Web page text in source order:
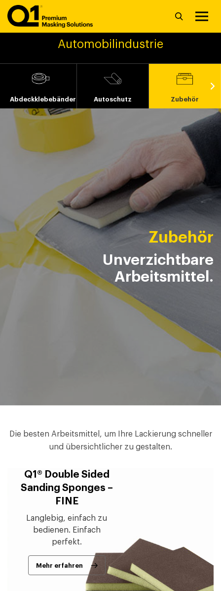
Automobilindustrie
Abdeckklebebänder Autoschutz Zubehör
Zubehör
Unverzichtbare
Arbeitsmittel.
Die besten Arbeitsmittel, um Ihre Lackierung schneller
und übersichtlicher zu gestalten.
Q1® Double Sided
Sanding Sponges –
FINE
Langlebig, einfach zu
bedienen. Einfach
perfekt.
Mehr erfahren